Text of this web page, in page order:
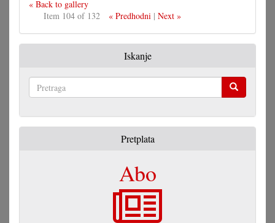
« Back to gallery
Item 104 of 132
« Predhodni| Next »
Iskanje
Pretplata
Abo